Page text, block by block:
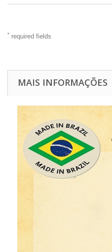
* required fields
MAIS INFORMAÇÕES